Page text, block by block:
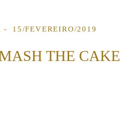
15/FEVEREIRO/2019
THE CAKE